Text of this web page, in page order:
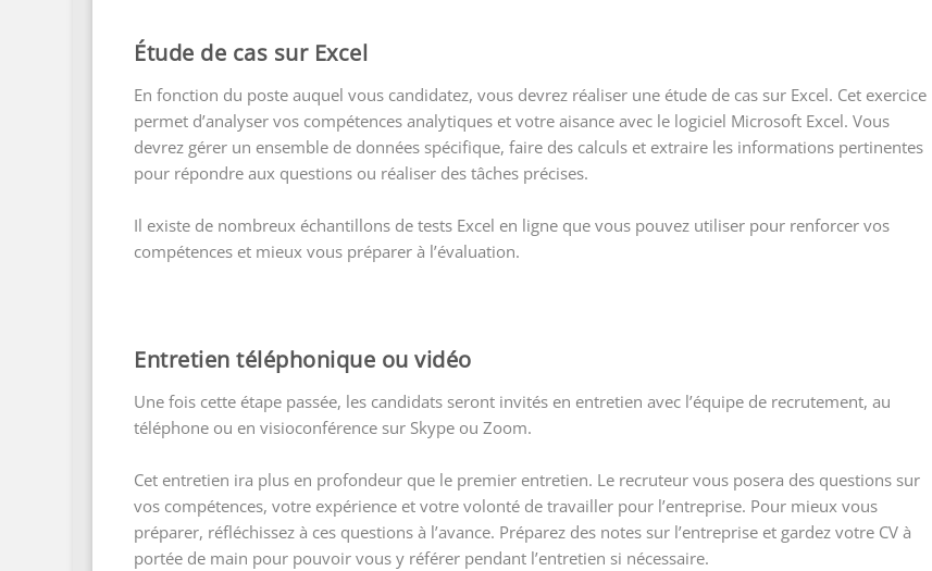
Étude de cas sur Excel
En fonction du poste auquel vous candidatez, vous devrez réaliser une étude de cas sur Excel. Cet exercice
permet d’analyser vos compétences analytiques et votre aisance avec le logiciel Microsoft Excel. Vous
devrez gérer un ensemble de données spécifique, faire des calculs et extraire les informations pertinentes
pour répondre aux questions ou réaliser des tâches précises.
Il existe de nombreux échantillons de tests Excel en ligne que vous pouvez utiliser pour renforcer vos
compétences et mieux vous préparer à l’évaluation.
Entretien téléphonique ou vidéo
Une fois cette étape passée, les candidats seront invités en entretien avec l’équipe de recrutement, au
téléphone ou en visioconférence sur Skype ou Zoom.
Cet entretien ira plus en profondeur que le premier entretien. Le recruteur vous posera des questions sur
vos compétences, votre expérience et votre volonté de travailler pour l’entreprise. Pour mieux vous
préparer, réfléchissez à ces questions à l’avance. Préparez des notes sur l’entreprise et gardez votre CV à
portée de main pour pouvoir vous y référer pendant l’entretien si nécessaire.